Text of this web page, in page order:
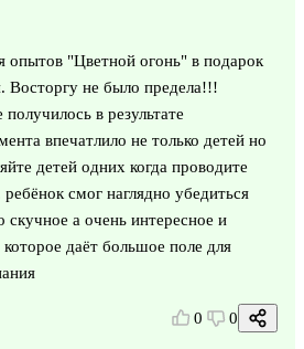
опытов "Цветной огонь" в подарок
Восторгу не было предела!!!
в результате
впечатлило не только детей но
детей одних когда проводите
смог наглядно убедиться
скучное а очень интересное и
которое даёт большое поле для
0 0